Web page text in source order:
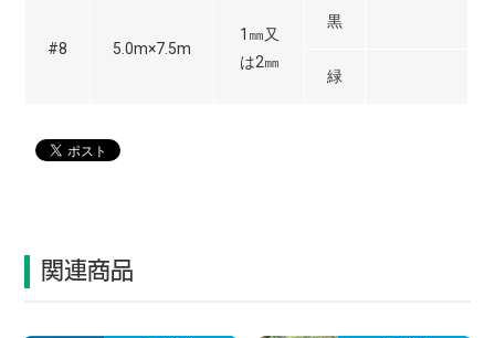
#8 5.0m×7.5m
1㎜又
は2㎜
黒
緑
関連商品